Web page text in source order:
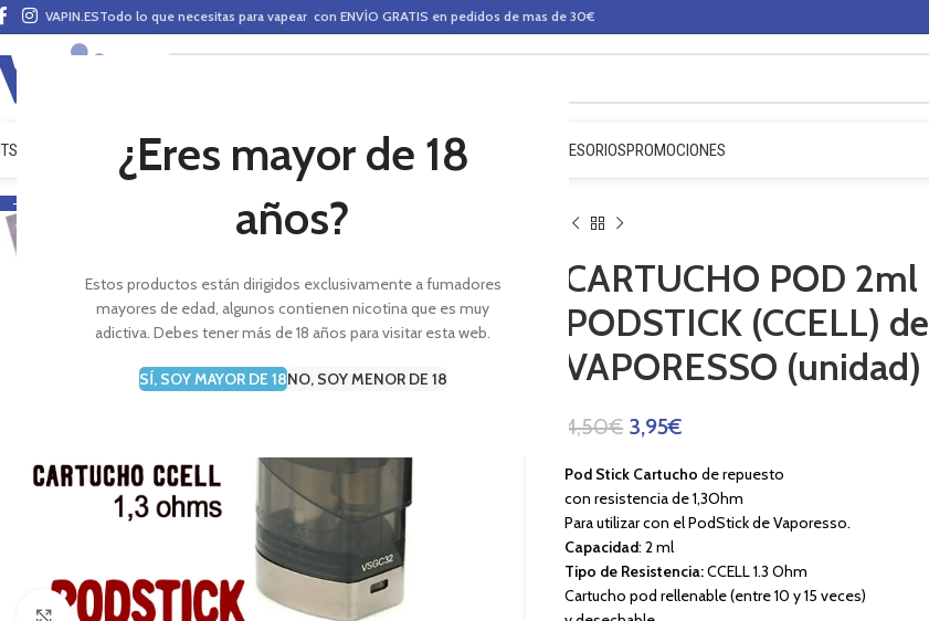
¿Eres mayor de 18
años?
Estos productos están dirigidos exclusivamente a fumadores
mayores de edad, algunos contienen nicotina que es muy
adictiva. Debes tener más de 18 años para visitar esta web.
SÍ, SOY MAYOR DE 18NO, SOY MENOR DE 18
VAPIN.ESTodo lo que necesitas para vapear con ENVÍO GRATIS en pedidos de mas de 30€
VAPEO MODS CLAROMIZADORES BASES Y AROMAS (ALQUIMIA) ACCESORIOSPROMOCIONES
-12%
Haga Click para agrandar
CARTUCHO POD 2ml
PODSTICK (CCELL) de
VAPORESSO (unidad)
4,50€ 3,95€
Pod Stick Cartucho de repuesto
con resistencia de 1,3Ohm
Para utilizar con el PodStick de Vaporesso.
Capacidad: 2 ml
Tipo de Resistencia:CCELL 1.3 Ohm
Cartucho pod rellenable (entre 10 y 15 veces)